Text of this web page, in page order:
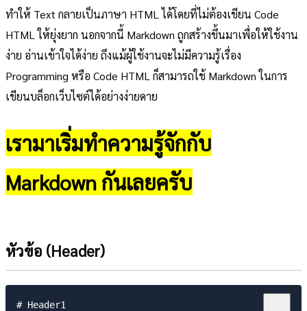
ทำให้ Text กลายเป็นภาษา HTML ได้โดยที่ไม่ต้องเขียน Code
HTML ให้ยุ่งยาก นอกจากนี้ Markdown ถูกสร้างขึ้นมาเพื่อให้ใช้งาน
ง่าย อ่านเข้าใจได้ง่าย ถึงแม้ผู้ใช้งานจะไม่มีความรู้เรื่อง
Programming หรือ Code HTML ก็สามารถใช้ Markdown ในการ
เขียนบล็อกเว็บไซต์ได้อย่างง่ายดาย
เรามาเริ่มทำความรู้จักกับ
Markdown กันเลยครับ
หัวข้อ (Header)
# Header1